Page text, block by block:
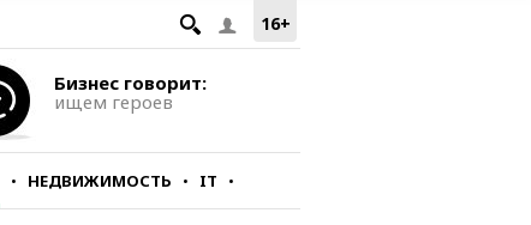
16+
Бизнес говорит:
ищем героев
НЕДВИЖИМОСТЬ IT